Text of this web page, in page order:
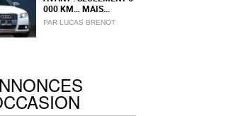
000 KM… MAIS...
PAR LUCAS BRENOT